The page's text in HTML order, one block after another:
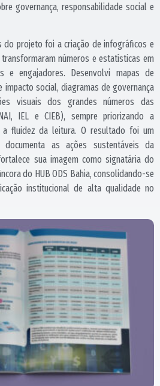
governança, responsabilidade social e
do projeto foi a criação de infográficos e
números e estatísticas em
e engajadores. Desenvolvi mapas de
social, diagramas de governança
visuais dos grandes números das
IEL e CIEB), sempre priorizando a
a fluidez da leitura. O resultado foi um
as ações sustentáveis da
sua imagem como signatária do
do HUB ODS Bahia, consolidando-se
institucional de alta qualidade no